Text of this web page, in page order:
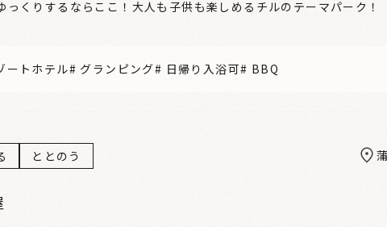
っくりするならここ！大人も子供も楽しめるチルのテーマパーク！
ートホテル# グランピング# 日帰り入浴可# BBQ
ととのう